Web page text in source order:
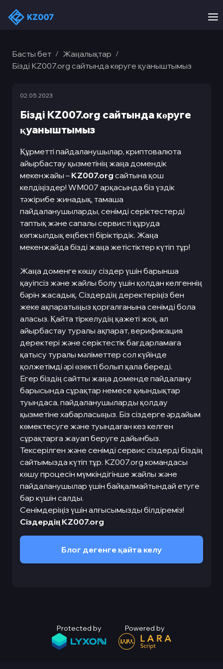
Басты бет / Жаңалықтар /
Бізді KZ007.org сайтында көруге қуаныштымыз
Бізді KZ007.org сайтында көруге
қуаныштымыз
02.05.2023
Құрметті пайдаланушылар, криптовалюта
айырбастау қызметінің жаңа домендік
мекенжайы – KZ007.org сайтына қош
келдіңіздер! WM007 арқасында біз үздік
тәжірибе жинадық, тамаша
пайдаланушыларды, сенімді серіктестерді
таптық және сапалы сервисті құруда
көпжылдық еңбекті біріктірдік. Жаңа
мекенжайда бізді жаңа жетістіктер күтіп тұр!
Жаңа доменге көшу сіздер үшін барынша
қауіпсіз және жайлы болу үшін қолдан келгеннің
бәрін жасадық. Сіздердің деректеріңіз бен
жеке ақпаратыңыз қорғалғанына сенімді бола
аласыз. Қайта тіркелудің қажеті жоқ, ал
айырбастау туралы ақпарат, верификация
деректері және серіктестік бағдарламаға
қатысу туралы мәліметтер сол күйінде
қолжетімді әрі өзекті болып қала береді.
Егер біздің сайтты жаңа доменде пайдалану
барысында сұрақтар немесе қиындықтар
туындаса, пайдаланушыларды қолдау
қызметіне хабарласыңыз. Біз сіздерге әрдайым
көмектесуге және туындаған кез келген
сұрақтарға жауап беруге дайынбыз.
Тексерілген және сенімді сервис сіздерді біздің
сайтымызда күтіп тұр. KZ007.org командасы
көшу процесін мүмкіндігінше жайлы және
пайдаланушылар үшін байқалмайтындай етуге
бар күшін салды.
Сенімдеріңіз үшін алғысымызды білдіреміз!
Сіздердің KZ007.org
Блог дегенге қайта келу
Protected by Powered by